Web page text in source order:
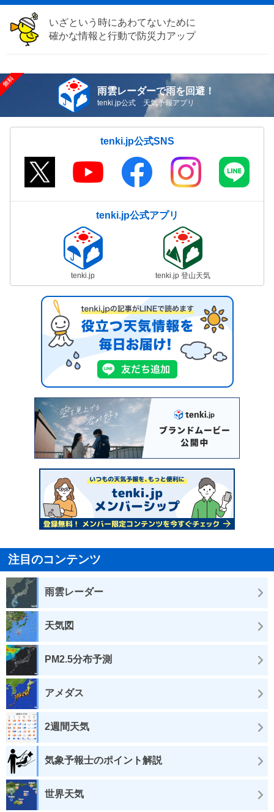
いざという時にあわてないために
確かな情報と行動で防災力アップ
雨雲レーダーで雨を回避！
tenki.jp公式 天気予報アプリ
tenki.jp公式SNS
tenki.jp公式アプリ
tenki.jp tenki.jp 登山天気
注目のコンテンツ
雨雲レーダー
天気図
PM2.5分布予測
アメダス
2週間天気
気象予報士のポイント解説
世界天気